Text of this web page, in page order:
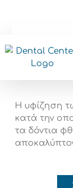
Η υφίζηση
κατά την
τα δόντια